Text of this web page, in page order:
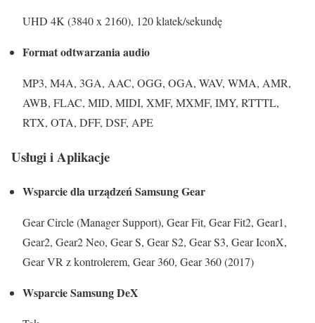
UHD 4K (3840 x 2160), 120 klatek/sekundę
Format odtwarzania audio
MP3, M4A, 3GA, AAC, OGG, OGA, WAV, WMA, AMR,
AWB, FLAC, MID, MIDI, XMF, MXMF, IMY, RTTTL,
RTX, OTA, DFF, DSF, APE
Usługi i Aplikacje
Wsparcie dla urządzeń Samsung Gear
Gear Circle (Manager Support), Gear Fit, Gear Fit2, Gear1,
Gear2, Gear2 Neo, Gear S, Gear S2, Gear S3, Gear IconX,
Gear VR z kontrolerem, Gear 360, Gear 360 (2017)
Wsparcie Samsung DeX